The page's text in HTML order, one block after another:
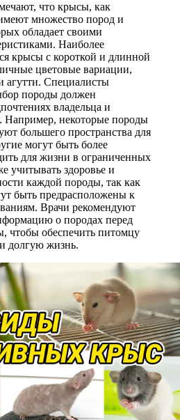
что крысы, как
множество пород и
обладает своими
Наиболее
крысы с короткой и длинной
цветовые вариации,
агутти. Специалисты
породы должен
владельца и
Например, некоторые породы
большего пространства для
могут быть более
для жизни в ограниченных
учитывать здоровье и
каждой породы, так как
быть предрасположены к
Врачи рекомендуют
о породах перед
чтобы обеспечить питомцу
долгую жизнь.